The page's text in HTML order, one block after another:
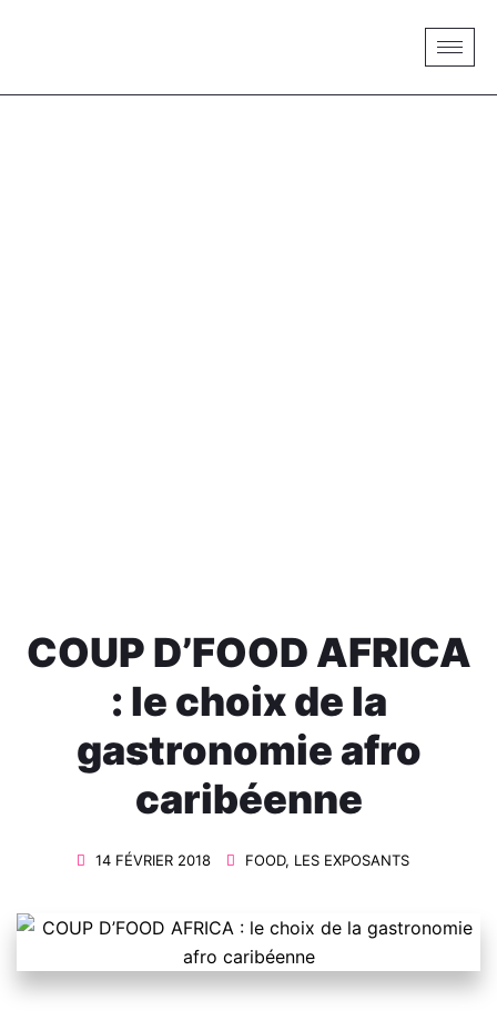
COUP D’FOOD AFRICA
: le choix de la
gastronomie afro
caribéenne
14 FÉVRIER 2018 FOOD, LES EXPOSANTS